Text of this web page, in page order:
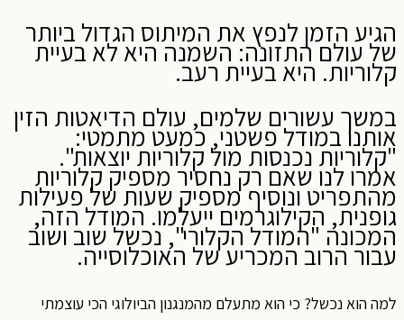
הגיע הזמן לנפץ את המיתוס הגדול ביותר
של עולם התזונה: השמנה היא לא בעיית
קלוריות. היא בעיית רעב.
במשך עשורים שלמים, עולם הדיאטות הזין
אותנו במודל פשטני, כמעט מתמטי:
"קלוריות נכנסות מול קלוריות יוצאות".
אמרו לנו שאם רק נחסיר מספיק קלוריות
מהתפריט ונוסיף מספיק שעות של פעילות
גופנית, הקילוגרמים ייעלמו. המודל הזה,
המכונה "המודל הקלורי", נכשל שוב ושוב
עבור הרוב המכריע של האוכלוסייה.
למה הוא נכשל? כי הוא מתעלם מהמנגנון הביולוגי הכי עוצמתי